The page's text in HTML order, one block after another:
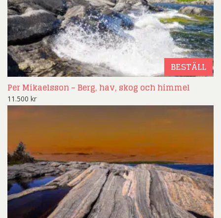
BESTÄLL
Per Mikaelsson – Berg, hav, skog och himmel
11.500 kr